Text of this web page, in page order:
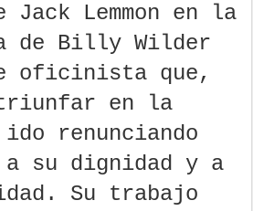
Jack Lemmon en la
de Billy Wilder
oficinista que,
en la
ido renunciando
a su dignidad y a
Su trabajo